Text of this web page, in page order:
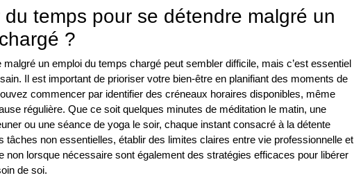
temps pour se détendre malgré un
?
un emploi du temps chargé peut sembler difficile, mais c’est essentiel
Il est important de prioriser votre bien-être en planifiant des moments de
commencer par identifier des créneaux horaires disponibles, même
régulière. Que ce soit quelques minutes de méditation le matin, une
ou une séance de yoga le soir, chaque instant consacré à la détente
tâches non essentielles, établir des limites claires entre vie professionnelle et
non lorsque nécessaire sont également des stratégies efficaces pour libérer
de soi.